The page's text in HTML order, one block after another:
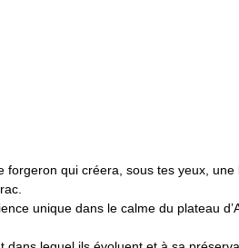
qui créera, sous tes yeux, une
unique dans le calme du plateau